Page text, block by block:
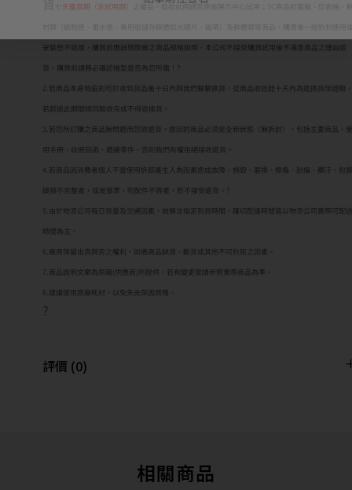
七天鑑賞期（非試用期）
之權益。如欲試用請至原廠展示中心試用；3C商品如電腦、印表機、
安裝恕不退換，購買前應詳閱原廠之商品規格說明，本公司不接受購買試用後不滿意商品之理由退
貨。購買前請務必確認機型是否為您所需！?
2.若商品本身瑕疵則可於收到貨品後十日內與我們聯繫換貨。從商品收訖起十天內為退換貨保證期，
若超過此期間視同驗收完成不得退換貨。
3.若您所訂購之商品無問題而您欲退貨，退回的商品必須是全新狀態（無拆封），包括主要商品、使
用手冊、註冊回函、週邊零件，否則我們有權拒絕接收退貨。
4.若商品因消費者個人不當使用拆卸產生人為因素造成故障、損毀、磨損、擦傷、刮傷、髒汙、包裝
破損不完整者，或是發票、附配件不齊者，恕不接受退貨。?
5.由於物流公司每日貨量及交通因素，故無法指定到貨時間，確切配達時間皆以物流公司實際可配送
時間為主。
6.廠商保留出貨與否之權利，如遇商品缺貨、斷貨或其他不可抗拒之因素。
7.商品說明文案為原廠(供應商)所提供，若有變更敬請參照實際商品為準。
8.建議使用原廠耗材，以免失去保固資格。
?
評價 (0)
相關商品